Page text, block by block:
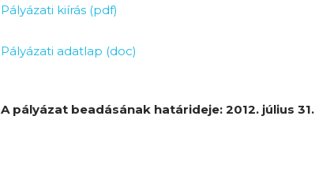
Pályázati kiírás (pdf)
Pályázati adatlap (doc)
A pályázat beadásának határideje: 2012. július 31.